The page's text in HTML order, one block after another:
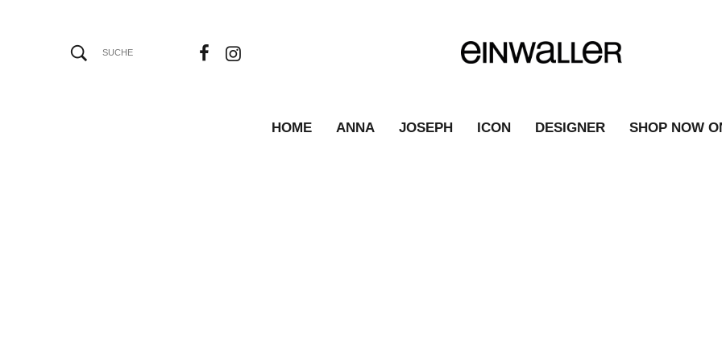
HOME ANNA JOSEPH ICON DESIGNER SHOP NOW